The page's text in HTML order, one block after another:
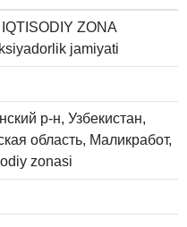
ZONA
jamiyati
р-н, Узбекистан,
область, Маликработ,
zonasi